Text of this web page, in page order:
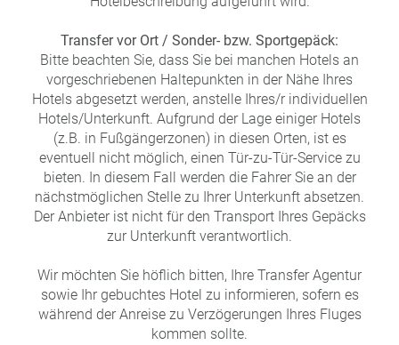
Transfer vor Ort / Sonder- bzw. Sportgepäck:
Bitte beachten Sie, dass Sie bei manchen Hotels an
vorgeschriebenen Haltepunkten in der Nähe Ihres
Hotels abgesetzt werden, anstelle Ihres/r individuellen
Hotels/Unterkunft. Aufgrund der Lage einiger Hotels
(z.B. in Fußgängerzonen) in diesen Orten, ist es
eventuell nicht möglich, einen Tür-zu-Tür-Service zu
bieten. In diesem Fall werden die Fahrer Sie an der
nächstmöglichen Stelle zu Ihrer Unterkunft absetzen.
Der Anbieter ist nicht für den Transport Ihres Gepäcks
zur Unterkunft verantwortlich.
Wir möchten Sie höflich bitten, Ihre Transfer Agentur
sowie Ihr gebuchtes Hotel zu informieren, sofern es
während der Anreise zu Verzögerungen Ihres Fluges
kommen sollte.